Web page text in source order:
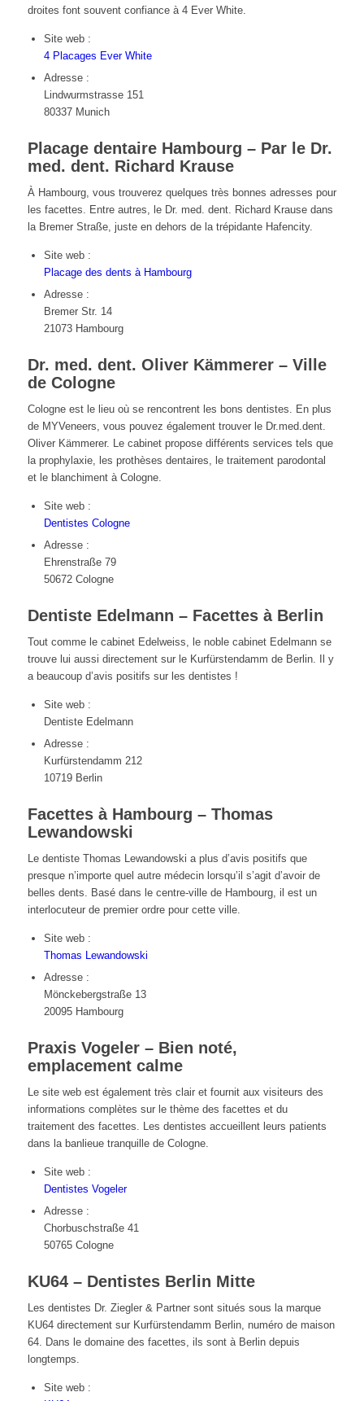
droites font souvent confiance à 4 Ever White.
Site web :
4 Placages Ever White
Adresse :
Lindwurmstrasse 151
80337 Munich
Placage dentaire Hambourg – Par le Dr.
med. dent. Richard Krause
À Hambourg, vous trouverez quelques très bonnes adresses pour
les facettes. Entre autres, le Dr. med. dent. Richard Krause dans
la Bremer Straße, juste en dehors de la trépidante Hafencity.
Site web :
Placage des dents à Hambourg
Adresse :
Bremer Str. 14
21073 Hambourg
Dr. med. dent. Oliver Kämmerer – Ville
de Cologne
Cologne est le lieu où se rencontrent les bons dentistes. En plus
de MYVeneers, vous pouvez également trouver le Dr.med.dent.
Oliver Kämmerer. Le cabinet propose différents services tels que
la prophylaxie, les prothèses dentaires, le traitement parodontal
et le blanchiment à Cologne.
Site web :
Dentistes Cologne
Adresse :
Ehrenstraße 79
50672 Cologne
Dentiste Edelmann – Facettes à Berlin
Tout comme le cabinet Edelweiss, le noble cabinet Edelmann se
trouve lui aussi directement sur le Kurfürstendamm de Berlin. Il y
a beaucoup d’avis positifs sur les dentistes !
Site web :
Dentiste Edelmann
Adresse :
Kurfürstendamm 212
10719 Berlin
Facettes à Hambourg – Thomas
Lewandowski
Le dentiste Thomas Lewandowski a plus d’avis positifs que
presque n’importe quel autre médecin lorsqu’il s’agit d’avoir de
belles dents. Basé dans le centre-ville de Hambourg, il est un
interlocuteur de premier ordre pour cette ville.
Site web :
Thomas Lewandowski
Adresse :
Mönckebergstraße 13
20095 Hambourg
Praxis Vogeler – Bien noté,
emplacement calme
Le site web est également très clair et fournit aux visiteurs des
informations complètes sur le thème des facettes et du
traitement des facettes. Les dentistes accueillent leurs patients
dans la banlieue tranquille de Cologne.
Site web :
Dentistes Vogeler
Adresse :
Chorbuschstraße 41
50765 Cologne
KU64 – Dentistes Berlin Mitte
Les dentistes Dr. Ziegler & Partner sont situés sous la marque
KU64 directement sur Kurfürstendamm Berlin, numéro de maison
64. Dans le domaine des facettes, ils sont à Berlin depuis
longtemps.
Site web :